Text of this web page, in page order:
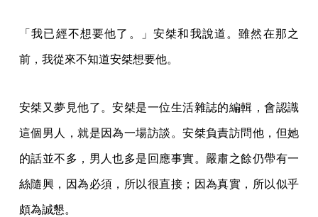
「我已經不想要他了。」安桀和我說道。雖然在那之
前，我從來不知道安桀想要他。
安桀又夢見他了。安桀是一位生活雜誌的編輯，會認識
這個男人，就是因為一場訪談。安桀負責訪問他，但她
的話並不多，男人也多是回應事實。嚴肅之餘仍帶有一
絲隨興，因為必須，所以很直接；因為真實，所以似乎
頗為誠懇。